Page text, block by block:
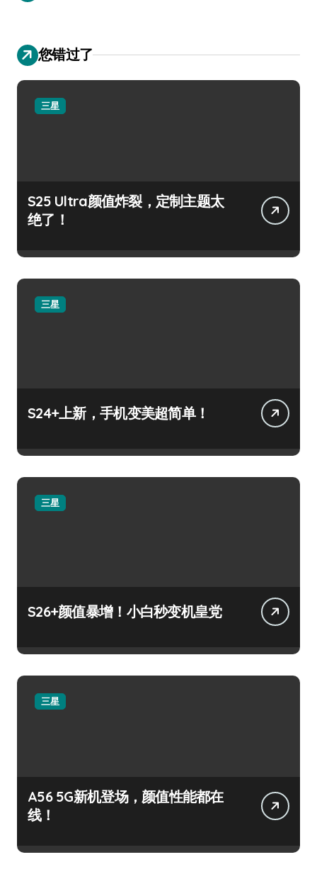
您错过了
三星
S25 Ultra颜值炸裂，定制主题太
绝了！
三星
S24+上新，手机变美超简单！
三星
S26+颜值暴增！小白秒变机皇党
三星
A56 5G新机登场，颜值性能都在
线！